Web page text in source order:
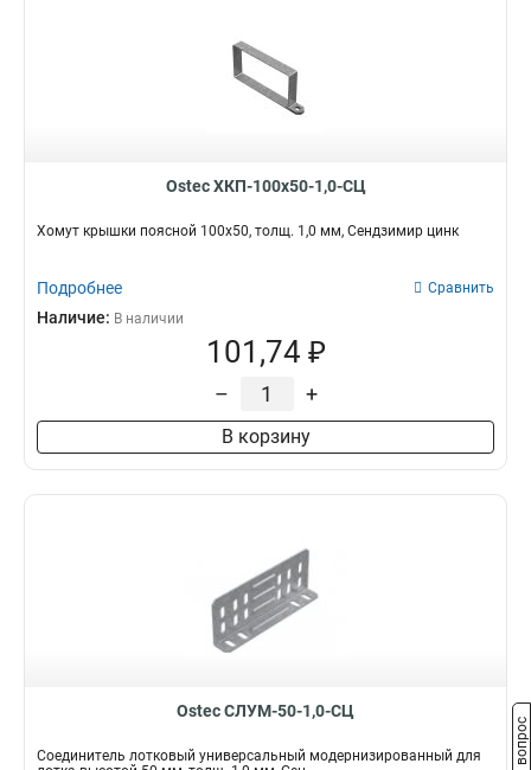
Ostec ХКП-100х50-1,0-СЦ
Хомут крышки поясной 100х50, толщ. 1,0 мм, Сендзимир цинк
Подробнее Сравнить
Наличие: В наличии
101,74 ₽
– +
В корзину
Ostec СЛУМ-50-1,0-СЦ
Соединитель лотковый универсальный модернизированный для